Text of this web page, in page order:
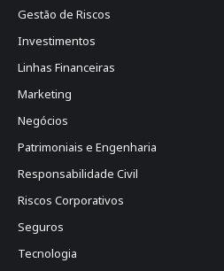
Gestão de Riscos
Investimentos
Linhas Financeiras
Marketing
Negócios
Patrimoniais e Engenharia
Responsabilidade Civil
Riscos Corporativos
Seguros
Tecnologia